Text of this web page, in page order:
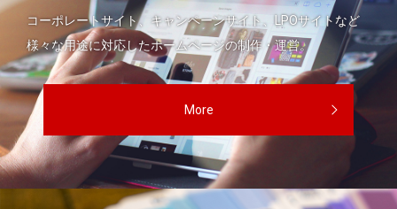
コーポレートサイト、キャンペーンサイト、LPOサイトなど
様々な用途に対応したホームページの制作・運営。
More